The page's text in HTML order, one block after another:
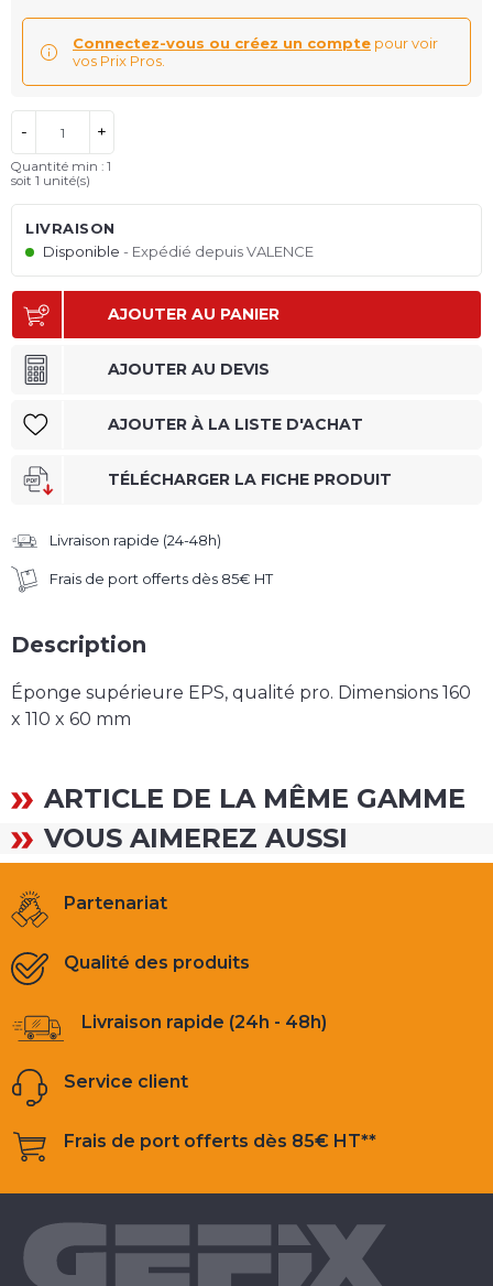
Connectez-vous ou créez un compte pour voir
vos Prix Pros.
- +
Quantité min : 1
soit 1 unité(s)
LIVRAISON
Disponible
Expédié depuis VALENCE
AJOUTER AU PANIER
AJOUTER AU DEVIS
AJOUTER À LA LISTE D'ACHAT
TÉLÉCHARGER LA FICHE PRODUIT
Livraison rapide (24-48h)
Frais de port offerts dès 85€ HT
Description
Éponge supérieure EPS, qualité pro. Dimensions 160
x 110 x 60 mm
ARTICLE DE LA MÊME GAMME
VOUS AIMEREZ AUSSI
Partenariat
Qualité des produits
Livraison rapide (24h - 48h)
Service client
Frais de port offerts dès 85€ HT**